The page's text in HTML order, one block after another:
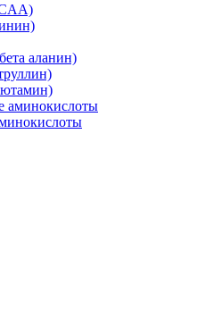
аланин)
аминокислоты